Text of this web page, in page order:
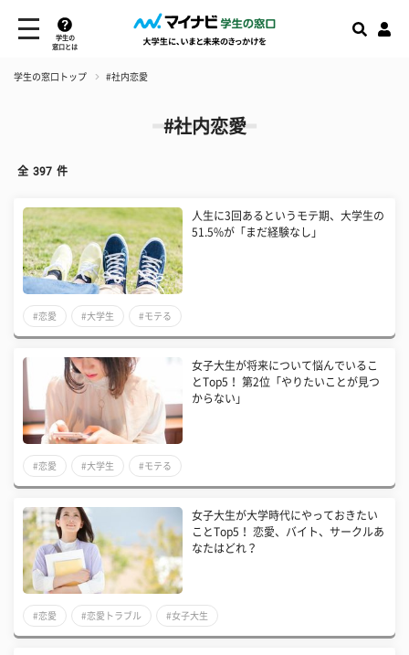
学生の
窓口とは
学生の窓口トップ #社内恋愛
#社内恋愛
全 397 件
人生に3回あるというモテ期、大学生の
51.5%が「まだ経験なし」
#恋愛 #大学生 #モテる
女子大生が将来について悩んでいるこ
とTop5！ 第2位「やりたいことが見つ
からない」
#恋愛 #大学生 #モテる
女子大生が大学時代にやっておきたい
ことTop5！ 恋愛、バイト、サークルあ
なたはどれ？
#恋愛 #恋愛トラブル #女子大生